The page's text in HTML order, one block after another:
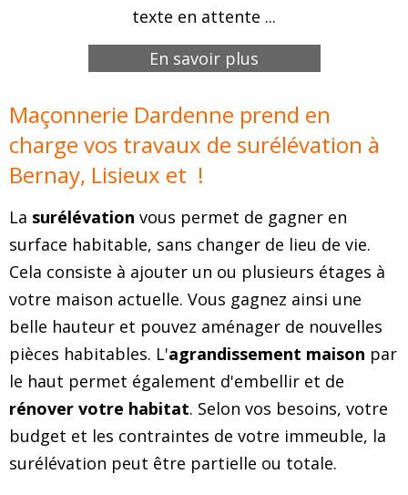
texte en attente ...
En savoir plus
Maçonnerie Dardenne prend en
charge vos travaux de surélévation à
Bernay, Lisieux et !
La surélévation vous permet de gagner en
surface habitable, sans changer de lieu de vie.
Cela consiste à ajouter un ou plusieurs étages à
votre maison actuelle. Vous gagnez ainsi une
belle hauteur et pouvez aménager de nouvelles
pièces habitables. L'agrandissement maison par
le haut permet également d'embellir et de
rénover votre habitat. Selon vos besoins, votre
budget et les contraintes de votre immeuble, la
surélévation peut être partielle ou totale.